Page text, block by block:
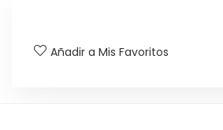
Añadir a Mis Favoritos